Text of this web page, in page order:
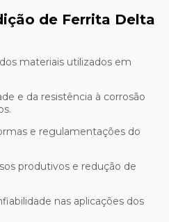
de Ferrita Delta